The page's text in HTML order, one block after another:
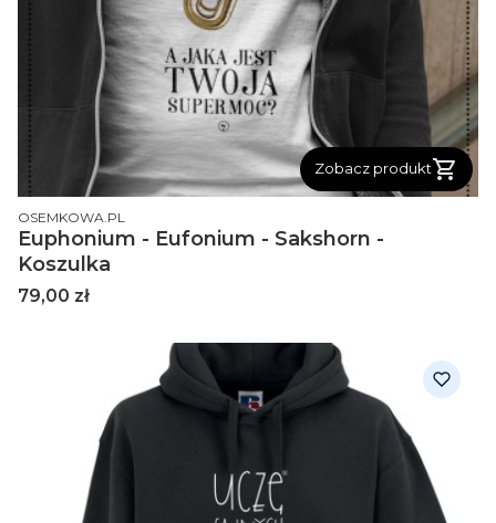
Zobacz produkt
PRODUCENT
OSEMKOWA.PL
Euphonium - Eufonium - Sakshorn -
Koszulka
Cena
79,00 zł